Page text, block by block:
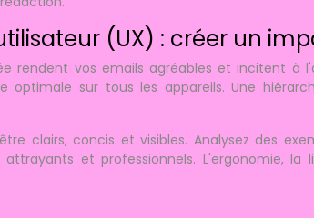
(UX) : créer un
rendent vos emails agréables et incitent à
optimale sur tous les appareils. Une
clairs, concis et visibles. Analysez des
et professionnels. L'ergonomie, la